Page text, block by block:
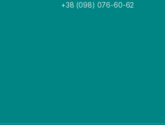
+38 (098) 076-60-62